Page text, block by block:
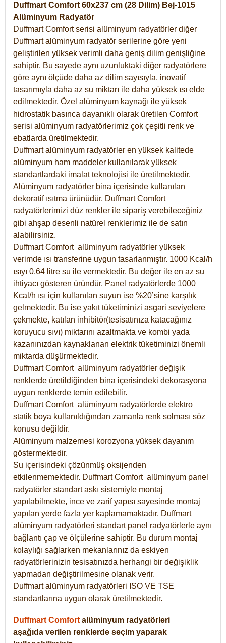
Duffmart Comfort 60x237 cm (28 Dilim) Bej-1015
Alüminyum Radyatör
Duffmart Comfort serisi alüminyum radyatörler diğer
Duffmart alüminyum radyatör serilerine göre yeni
geliştirilen yüksek verimli daha geniş dilim genişliğine
sahiptir. Bu sayede aynı uzunluktaki diğer radyatörlere
göre aynı ölçüde daha az dilim sayısıyla, inovatif
tasarımıyla daha az su miktarı ile daha yüksek ısı elde
edilmektedir. Özel alüminyum kaynağı ile yüksek
hidrostatik basınca dayanıklı olarak üretilen Comfort
serisi alüminyum radyatörlerimiz çok çeşitli renk ve
ebatlarda üretilmektedir.
Duffmart alüminyum radyatörler en yüksek kalitede
alüminyum ham maddeler kullanılarak yüksek
standartlardaki imalat teknolojisi ile üretilmektedir.
Alüminyum radyatörler bina içerisinde kullanılan
dekoratif ısıtma ürünüdür. Duffmart Comfort
radyatörlerimizi düz renkler ile sipariş verebileceğiniz
gibi ahşap desenli natürel renklerimiz ile de satın
alabilirsiniz.
Duffmart Comfort alüminyum radyatörler yüksek
verimde ısı transferine uygun tasarlanmıştır. 1000 Kcal/h
ısıyı 0,64 litre su ile vermektedir. Bu değer ile en az su
ihtiyacı gösteren üründür. Panel radyatörlerde 1000
Kcal/h ısı için kullanılan suyun ise %20’sine karşılık
gelmektedir. Bu ise yakıt tüketiminizi asgari seviyelere
çekmekte, katılan inhibitör(tesisatınıza katacağınız
koruyucu sıvı) miktarını azaltmakta ve kombi yada
kazanınızdan kaynaklanan elektrik tüketiminizi önemli
miktarda düşürmektedir.
Duffmart Comfort alüminyum radyatörler değişik
renklerde üretildiğinden bina içerisindeki dekorasyona
uygun renklerde temin edilebilir.
DuffmartComfort alüminyum radyatörlerde elektro
statik boya kullanıldığından zamanla renk solması söz
konusu değildir.
Alüminyum malzemesi korozyona yüksek dayanım
göstermektedir.
Su içerisindeki çözünmüş oksijenden
etkilenmemektedir. DuffmartComfort alüminyum panel
radyatörler standart askı sistemiyle montaj
yapılabilmekte, ince ve zarif yapısı sayesinde montaj
yapılan yerde fazla yer kaplamamaktadır. Duffmart
alüminyum radyatörleri standart panel radyatörlerle aynı
bağlantı çap ve ölçülerine sahiptir. Bu durum montaj
kolaylığı sağlarken mekanlarınız da eskiyen
radyatörlerinizin tesisatınızda herhangi bir değişiklik
yapmadan değiştirilmesine olanak verir.
Duffmart alüminyum radyatörleri ISO VE TSE
standartlarına uygun olarak üretilmektedir.
Duffmart Comfort alüminyum radyatörleri
aşağıda verilen renklerde seçim yaparak